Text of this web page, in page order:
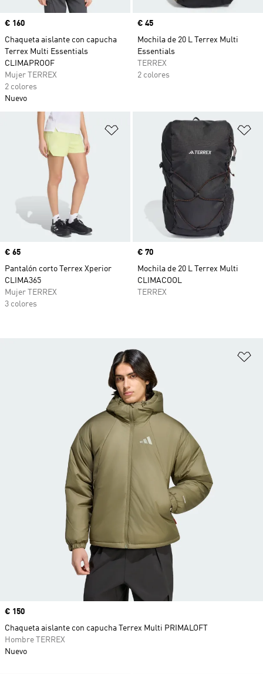
Precio
€ 160
Chaqueta aislante con capucha
Terrex Multi Essentials
CLIMAPROOF
Mujer TERREX
2 colores
Nuevo
Precio
€ 45
Mochila de 20 L Terrex Multi
Essentials
TERREX
2 colores
Añadir a la lista de deseos
Precio
€ 65
Pantalón corto Terrex Xperior
CLIMA365
Mujer TERREX
3 colores
Precio
€ 70
Mochila de 20 L Terrex Multi
CLIMACOOL
TERREX
Precio
€ 150
Chaqueta aislante con capucha Terrex Multi PRIMALOFT
Hombre TERREX
Nuevo